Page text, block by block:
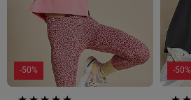
-50% -50%